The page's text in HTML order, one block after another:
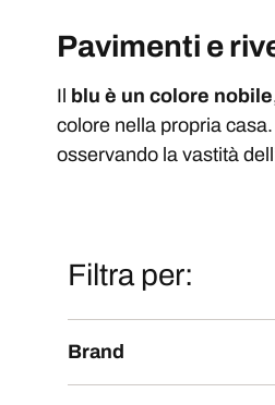
Pavimenti e
Il blu è un colore nobile
colore nella propria casa.
osservando la vastità
Filtra per:
Brand